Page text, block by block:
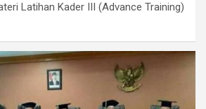
Latihan Kader III (Advance Training)